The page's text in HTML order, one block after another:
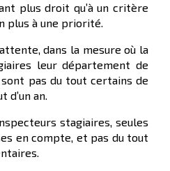
plus droit qu’à un critère
plus à une priorité.
dans la mesure où la
leur département de
pas du tout certains de
d’un an.
stagiaires, seules
en compte, et pas du tout